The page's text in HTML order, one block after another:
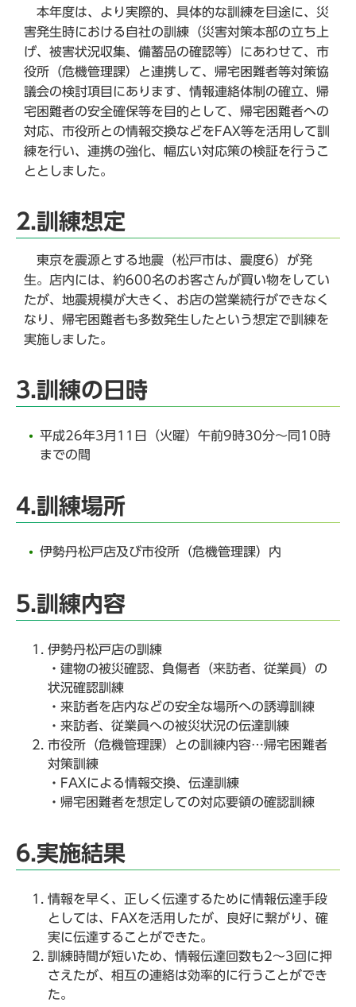
本年度は、より実際的、具体的な訓練を目途に、災
害発生時における自社の訓練（災害対策本部の立ち上
げ、被害状況収集、備蓄品の確認等）にあわせて、市
役所（危機管理課）と連携して、帰宅困難者等対策協
議会の検討項目にあります、情報連絡体制の確立、帰
宅困難者の安全確保等を目的として、帰宅困難者への
対応、市役所との情報交換などをFAX等を活用して訓
練を行い、連携の強化、幅広い対応策の検証を行うこ
ととしました。
2.訓練想定
東京を震源とする地震（松戸市は、震度6）が発
生。店内には、約600名のお客さんが買い物をしてい
たが、地震規模が大きく、お店の営業続行ができなく
なり、帰宅困難者も多数発生したという想定で訓練を
実施しました。
3.訓練の日時
平成26年3月11日（火曜）午前9時30分～同10時
までの間
4.訓練場所
伊勢丹松戸店及び市役所（危機管理課）内
5.訓練内容
伊勢丹松戸店の訓練
・建物の被災確認、負傷者（来訪者、従業員）の
状況確認訓練
・来訪者を店内などの安全な場所への誘導訓練
・来訪者、従業員への被災状況の伝達訓練
市役所（危機管理課）との訓練内容…帰宅困難者
対策訓練
・FAXによる情報交換、伝達訓練
・帰宅困難者を想定しての対応要領の確認訓練
6.実施結果
情報を早く、正しく伝達するために情報伝達手段
としては、FAXを活用したが、良好に繋がり、確
実に伝達することができた。
訓練時間が短いため、情報伝達回数も2～3回に押
さえたが、相互の連絡は効率的に行うことができ
た。